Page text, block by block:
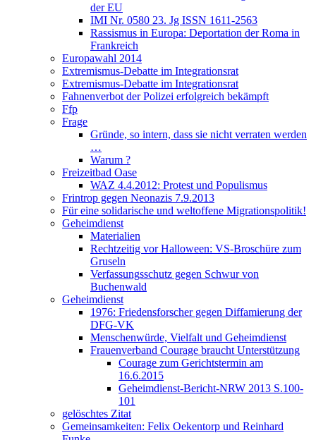
der EU
IMI Nr. 0580 23. Jg ISSN 1611-2563
Rassismus in Europa: Deportation der Roma in
Frankreich
Europawahl 2014
Extremismus-Debatte im Integrationsrat
Extremismus-Debatte im Integrationsrat
Fahnenverbot der Polizei erfolgreich bekämpft
Ffp
Frage
Gründe, so intern, dass sie nicht verraten werden
…
Warum ?
Freizeitbad Oase
WAZ 4.4.2012: Protest und Populismus
Frintrop gegen Neonazis 7.9.2013
Für eine solidarische und weltoffene Migrationspolitik!
Geheimdienst
Materialien
Rechtzeitig vor Halloween: VS-Broschüre zum
Gruseln
Verfassungsschutz gegen Schwur von
Buchenwald
Geheimdienst
1976: Friedensforscher gegen Diffamierung der
DFG-VK
Menschenwürde, Vielfalt und Geheimdienst
Frauenverband Courage braucht Unterstützung
Courage zum Gerichtstermin am
16.6.2015
Geheimdienst-Bericht-NRW 2013 S.100-
101
gelöschtes Zitat
Gemeinsamkeiten: Felix Oekentorp und Reinhard